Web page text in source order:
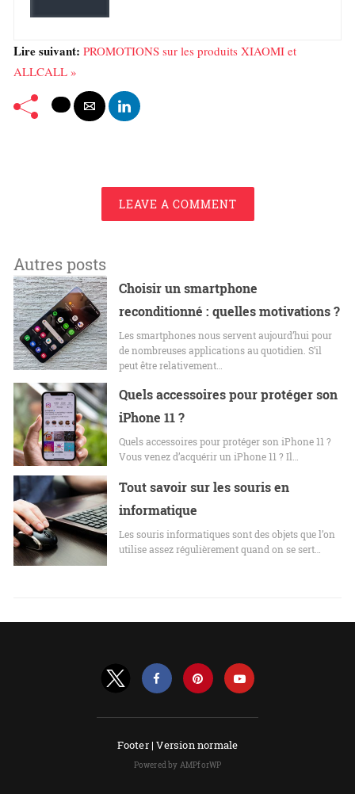
Lire suivant: PROMOTIONS sur les produits XIAOMI et
ALLCALL »
LEAVE A COMMENT
Autres posts
Choisir un smartphone
reconditionné : quelles motivations ?
Les smartphones nous servent aujourd’hui pour
de nombreuses applications au quotidien. S’il
peut être relativement…
Quels accessoires pour protéger son
iPhone 11 ?
Quels accessoires pour protéger son iPhone 11 ?
Vous venez d’acquérir un iPhone 11 ? Il…
Tout savoir sur les souris en
informatique
Les souris informatiques sont des objets que l’on
utilise assez régulièrement quand on se sert…
Footer |Version normale
Powered by AMPforWP